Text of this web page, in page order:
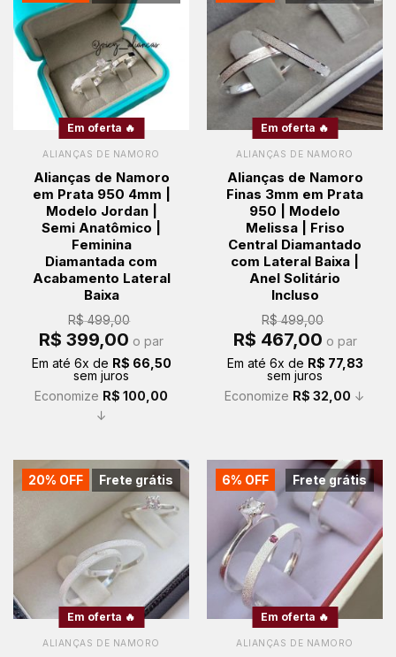
Em oferta 🔥
ALIANÇAS DE NAMORO
Alianças de Namoro
em Prata 950 4mm |
Modelo Jordan |
Semi Anatômico |
Feminina
Diamantada com
Acabamento Lateral
Baixa
R$499,00
O
preço
era:
R$ 499,00.
R$ 399,00 preço
é:
o par
Em até 6x de R$ 66,50
sem juros
Economize R$ 100,00
↓
Em oferta 🔥
ALIANÇAS DE NAMORO
Alianças de Namoro
Finas 3mm em Prata
950 | Modelo
Melissa | Friso
Central Diamantado
com Lateral Baixa |
Anel Solitário
Incluso
R$499,00
O
preço
era:
R$ 499,00.
R$ 467,00preço
é:
R$ 467,00.
o par
Em até 6x de R$ 77,83
sem juros
Economize R$ 32,00 ↓
Frete grátis
20% OFF
Em oferta 🔥
ALIANÇAS DE NAMORO
Frete grátis
6% OFF
Em oferta 🔥
ALIANÇAS DE NAMORO